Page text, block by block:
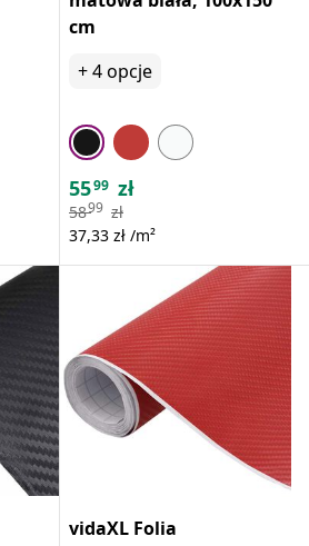
cm
+4opcje
5599 zł
5899 zł
37,33 zł /m²
vidaXL Folia